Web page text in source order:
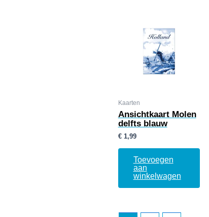
Kaarten
Ansichtkaart Molen
delfts blauw
€1,99
Toevoegen
aan
winkelwagen